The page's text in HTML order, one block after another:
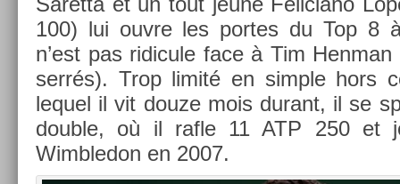
100) lui ouvre les por­tes du Top 8
n’est pas ridicule face à Tim
serrés). Trop limité en sim­ple hors
lequel il vit douze mois durant, il se
doub­le, où il rafle 11 ATP 250 et
Wimbledon en 2007.